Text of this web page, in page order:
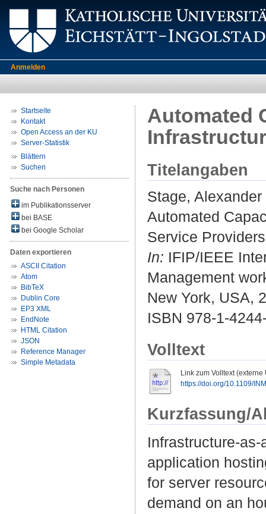
Anmelden
Startseite
Kontakt
Open Access an der KU
Server-Statistik
Blättern
Suchen
Suche nach Personen
im Publikationsserver
bei BASE
bei Google Scholar
Daten exportieren
ASCII Citation
Atom
BibTeX
Dublin Core
EP3 XML
EndNote
HTML Citation
JSON
Reference Manager
Simple Metadata
Automated
Titelangaben
Stage, Alexander
Automated
Service
In: IFIP/IEEE
Management
New York, USA,
ISBN 978-1-
Volltext
Link zum Volltext (externe
https://doi.org/10.1109/
Kurzfassung/
Infrastructure-
application
for server
demand on an